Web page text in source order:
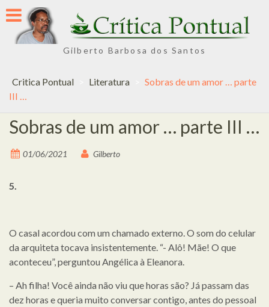
Skip
to
content
Gilberto Barbosa dos Santos
Critica Pontual Literatura
Sobras de um amor … parte
III …
Sobras de um amor … parte III …
01/06/2021 Gilberto
5.
O casal acordou com um chamado externo. O som do celular
da arquiteta tocava insistentemente. “- Alô! Mãe! O que
aconteceu”, perguntou Angélica à Eleanora.
– Ah filha! Você ainda não viu que horas são? Já passam das
dez horas e queria muito conversar contigo, antes do pessoal